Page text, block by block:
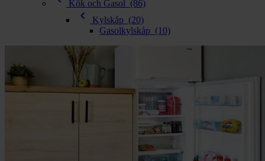
Toalett
Grill & Fritid chevron_right
Reservdelar chevron_right
Kök och Gasol (86)
chevron_left Kylskåp (20)
Gasolkylskåp (10)